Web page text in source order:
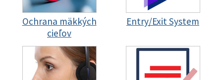
Ochrana mäkkých
cieľov
Entry/Exit System